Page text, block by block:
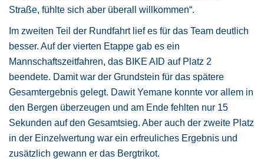
Straße, fühlte sich aber überall willkommen“.
Im zweiten Teil der Rundfahrt lief es für das Team deutlich
besser. Auf der vierten Etappe gab es ein
Mannschaftszeitfahren, das BIKE AID auf Platz 2
beendete. Damit war der Grundstein für das spätere
Gesamtergebnis gelegt. Dawit Yemane konnte vor allem in
den Bergen überzeugen und am Ende fehlten nur 15
Sekunden auf den Gesamtsieg. Aber auch der zweite Platz
in der Einzelwertung war ein erfreuliches Ergebnis und
zusätzlich gewann er das Bergtrikot.